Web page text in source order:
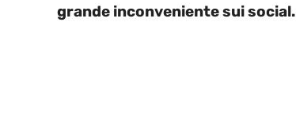
grande inconveniente sui social.